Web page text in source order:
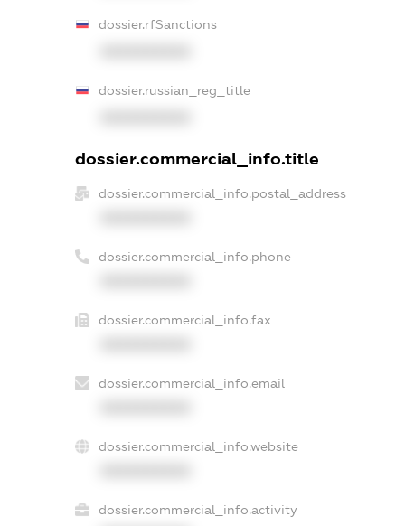
dossier.rfSanctions
dossier.russian_reg_title
dossier.commercial_info.title
dossier.commercial_info.postal_address
dossier.commercial_info.phone
dossier.commercial_info.fax
dossier.commercial_info.email
dossier.commercial_info.website
dossier.commercial_info.activity